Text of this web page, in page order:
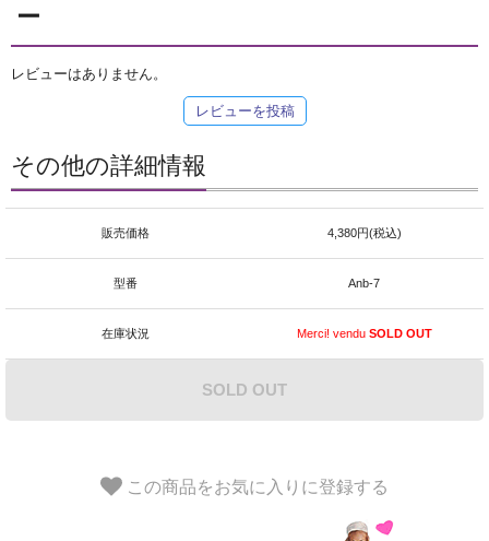
ー
レビューはありません。
レビューを投稿
その他の詳細情報
販売価格 4,380円(税込)
型番 Anb-7
在庫状況 Merci! venduSOLD OUT
SOLD OUT
この商品をお気に入りに登録する